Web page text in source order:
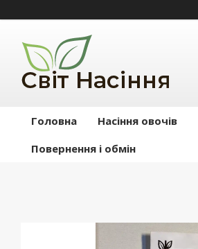
Головна Насіння овочів
Повернення і обмін